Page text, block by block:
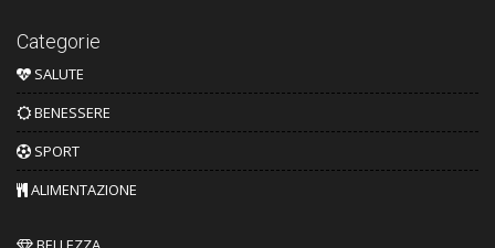
Categorie
SALUTE
BENESSERE
SPORT
ALIMENTAZIONE